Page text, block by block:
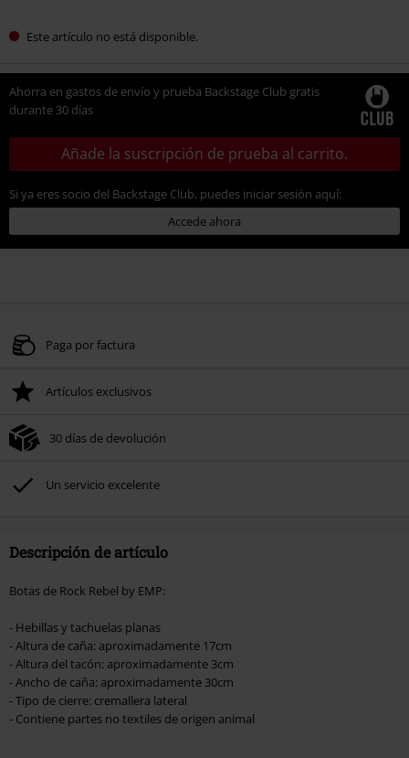
Este artículo no está disponible.
Ahorra en gastos de envío y prueba Backstage Club gratis
durante 30 días
Añade la suscripción de prueba al carrito.
Si ya eres socio del Backstage Club, puedes iniciar sesión aquí:
Accede ahora
Paga por factura
Artículos exclusivos
30 días de devolución
Un servicio excelente
Descripción de artículo
Botas de Rock Rebel by EMP:
- Hebillas y tachuelas planas
- Altura de caña: aproximadamente 17cm
- Altura del tacón: aproximadamente 3cm
- Ancho de caña: aproximadamente 30cm
- Tipo de cierre: cremallera lateral
- Contiene partes no textiles de origen animal